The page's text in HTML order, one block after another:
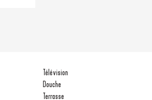
Télévision
Douche
Terrasse